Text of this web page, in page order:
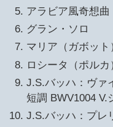
アラビア風奇想曲
グラン・ソロ
マリア（ガボット
ロシータ（ポルカ
J.S.バッハ：ヴァ
短調 BWV1004 V.
J.S.バッハ：プレ